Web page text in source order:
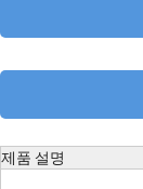
제품 설명